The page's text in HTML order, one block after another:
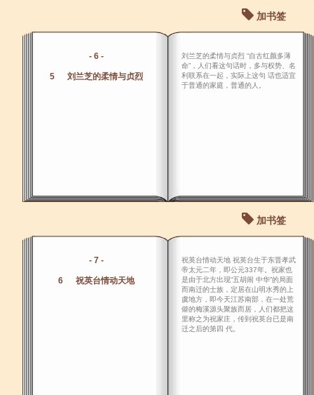
加书签
- 6 -
5 刘兰芝的柔情与贞烈
刘兰芝的柔情与贞烈 “自古红颜多薄
命”，人们看这句话时，多与权势、名
利联系在一起，实际上这句 话也适宜
于普通的家庭，普通的人。
加书签
- 7 -
6 祝英台情动天地
祝英台情动天地 祝英台生于东晋孝武
帝太元二年，即公元337年。祝家也
是由于北方出现“五胡闹 中华”的局面
而南迁的士族，定居在山明水秀的上
虞地方，即今天江苏南部，在一处荒
僻的梅溪源头聚族而居，人们都把这
里称之为祝家庄，传到祝英台已是南
迁之后的第四 代。